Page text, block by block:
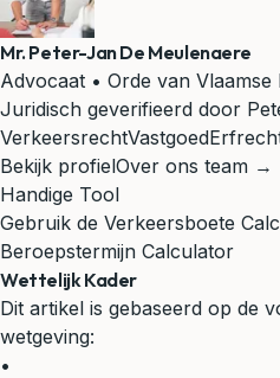
Mr. Peter-Jan De Meulenaere
Advocaat • Orde van
Juridisch geverifieerd door
VerkeersrechtVastgoed
Bekijk profielOver ons team →
Handige Tool
Gebruik de Verkeersboete
Beroepstermijn Calculator
Wettelijk Kader
Dit artikel is gebaseerd op de
wetgeving:
•